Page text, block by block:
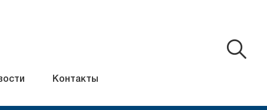
Контакты